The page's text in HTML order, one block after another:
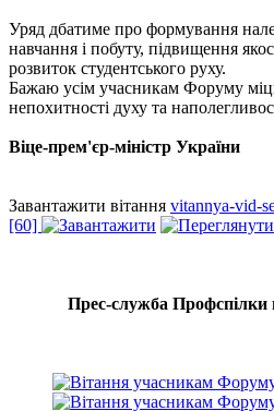
Уряд дбатиме про формування
навчання і побуту, підвищення
розвиток студентського руху.
Бажаю усім учасникам Форуму
непохитності духу та
Віце-прем'єр-міністр
Завантажити вітання vitannya-vid-
[60]
Прес-служба Профспілки